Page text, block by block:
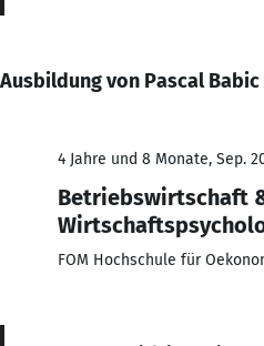
Ausbildung von Pascal Babic
4 Jahre und 8 Monate, Sep.
Betriebswirtschaft
FOM Hochschule für